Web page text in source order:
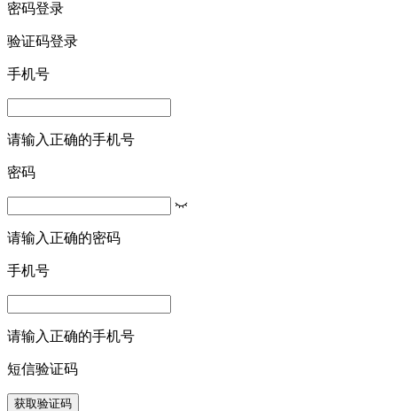
密码登录
验证码登录
手机号
请输入正确的手机号
密码
请输入正确的密码
手机号
请输入正确的手机号
短信验证码
获取验证码